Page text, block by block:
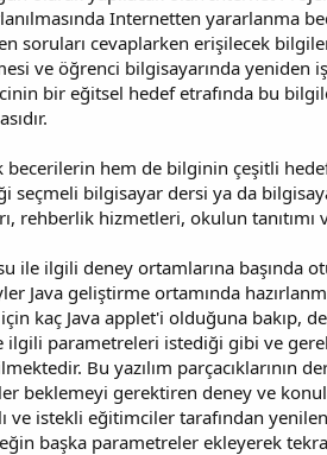
Internetten yararlanma
soruları cevaplarken erişilecek
ve öğrenci bilgisayarında yeniden
bir eğitsel hedef etrafında bu
hem de bilginin çeşitli
seçmeli bilgisayar dersi ya da
hizmetleri, okulun tanıtımı
ilgili deney ortamlarına başında
geliştirme ortamında
kaç Java applet'i olduğuna bakıp,
parametreleri istediği gibi ve
Bu yazılım parçacıklarının
beklemeyi gerektiren deney ve
ve istekli eğitimciler tarafından
başka parametreler ekleyerek